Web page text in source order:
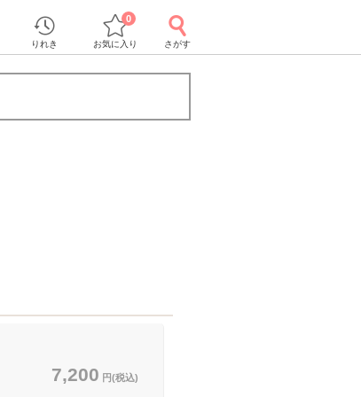
りれき お気に入り
0
さがす
7,200 円(税込)